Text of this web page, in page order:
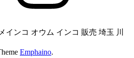
インコ オウム インコ 販売 埼玉 川
Emphaino.